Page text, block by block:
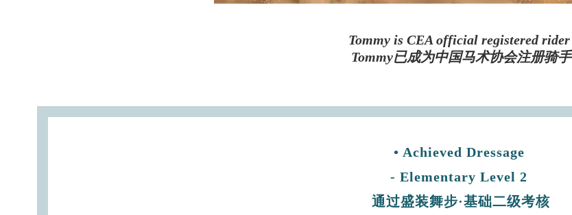
Tommy is CEA official registered rider
Tommy已成为中国⻢术协会注册骑手
• Achieved Dressage
- Elementary Level 2
通过盛装舞步·基础二级考核